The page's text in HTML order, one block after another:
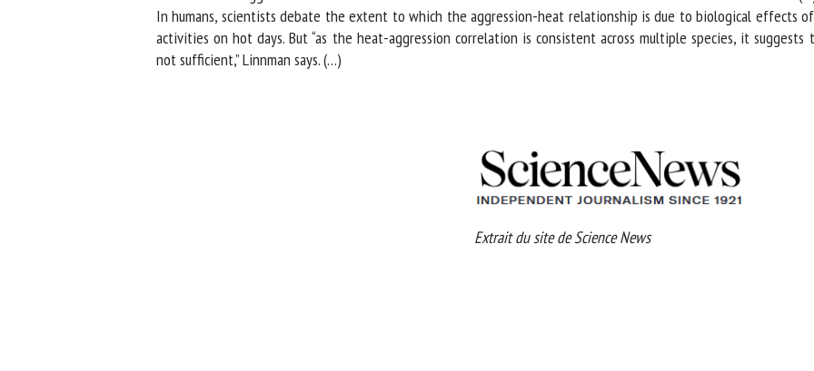
In humans, scientists debate the extent to which the aggression-heat relationship is due to biological effects of
activities on hot days. But “as the heat-aggression correlation is consistent across multiple species, it suggests
not sufficient,” Linnman says. (…)
Extrait du site de Science News